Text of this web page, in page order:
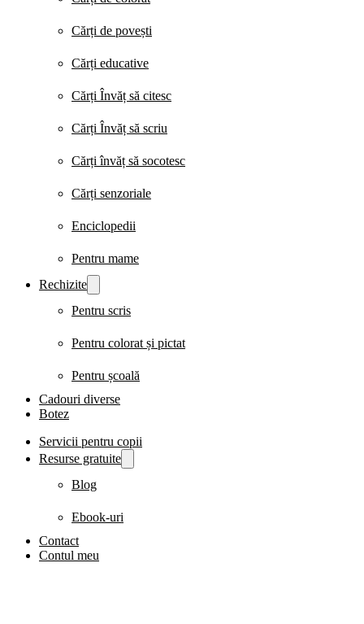
Cărți de povești
Cărți educative
Cărți Învăț să citesc
Cărți Învăț să scriu
Cărți învăț să socotesc
Cărți senzoriale
Enciclopedii
Pentru mame
Rechizite
Pentru scris
Pentru colorat și pictat
Pentru școală
Cadouri diverse
Botez
Servicii pentru copii
Resurse gratuite
Blog
Ebook-uri
Contact
Contul meu